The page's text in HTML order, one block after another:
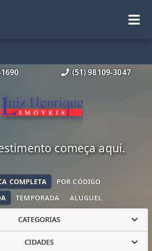
(51) 98109-3047
começa aqui.
TEMPORADA ALUGUEL
COMPLETA POR CÓDIGO
CATEGORIAS
CIDADES